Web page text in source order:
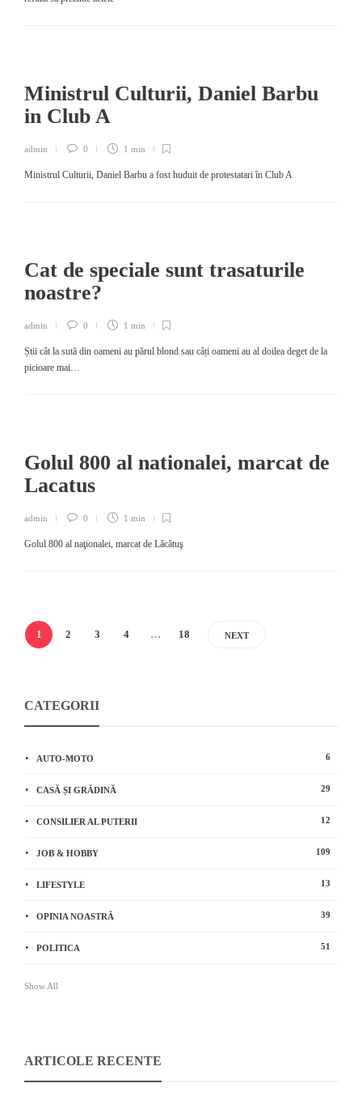
Ministrul Culturii, Daniel Barbu
in Club A
admin 0 1 min
Ministrul Culturii, Daniel Barbu a fost huduit de protestatari în Club A
Cat de speciale sunt trasaturile
noastre?
admin 0 1 min
Știi cât la sută din oameni au părul blond sau câți oameni au al doilea deget de la
picioare mai…
Golul 800 al nationalei, marcat de
Lacatus
admin 0 1 min
Golul 800 al naţionalei, marcat de Lăcătuş
1 2 3 4 … 18 NEXT
CATEGORII
AUTO-MOTO 6
CASĂ ȘI GRĂDINĂ 29
CONSILIER AL PUTERII 12
JOB & HOBBY 109
LIFESTYLE 13
OPINIA NOASTRĂ 39
POLITICA 51
Show All
ARTICOLE RECENTE